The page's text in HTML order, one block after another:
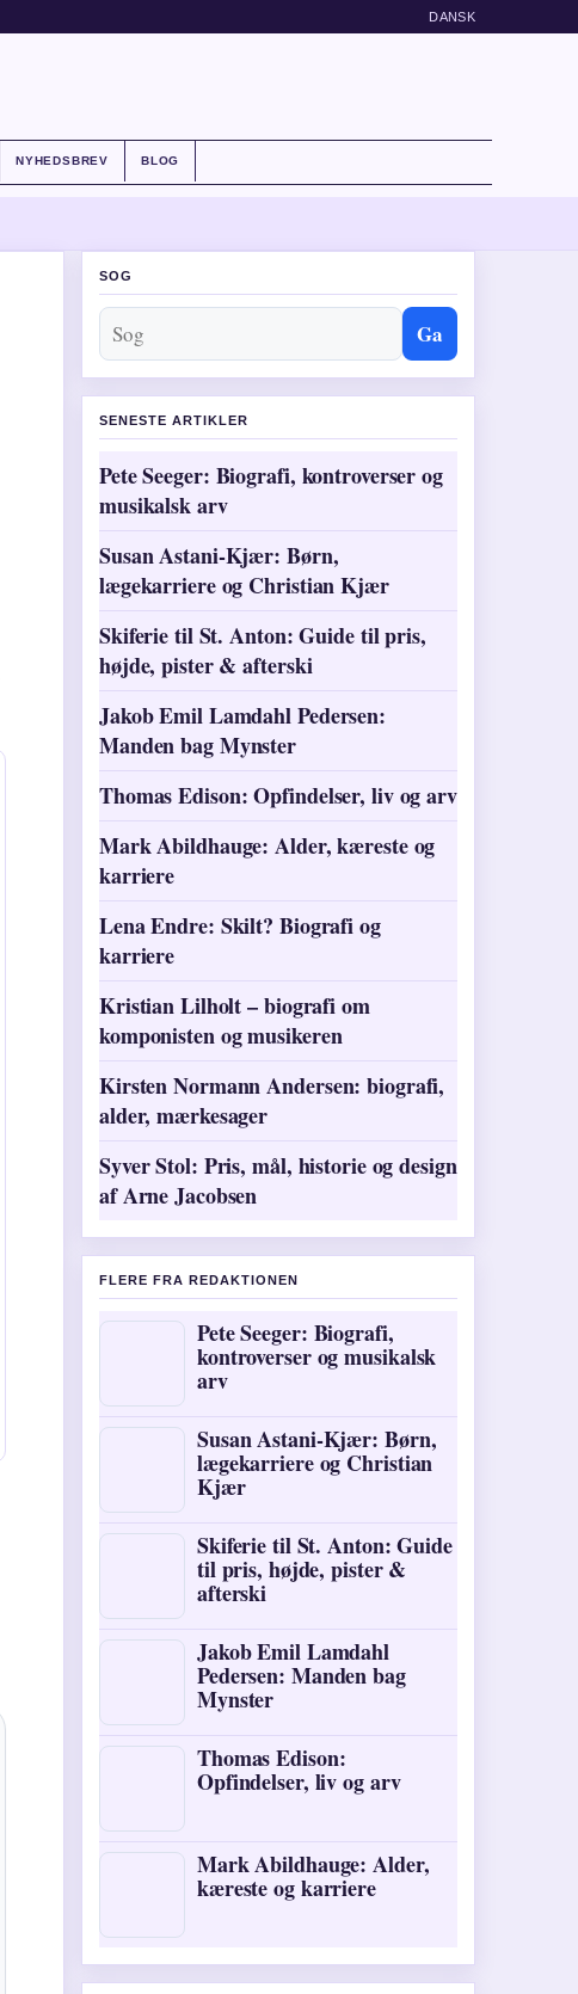
DANSK
NYHEDSBREV BLOG
SOG
Ga
SENESTE ARTIKLER
Pete Seeger: Biografi, kontroverser og
musikalsk arv
Susan Astani-Kjær: Børn,
lægekarriere og Christian Kjær
Skiferie til St. Anton: Guide til pris,
højde, pister & afterski
Jakob Emil Lamdahl Pedersen:
Manden bag Mynster
Thomas Edison: Opfindelser, liv og arv
Mark Abildhauge: Alder, kæreste og
karriere
Lena Endre: Skilt? Biografi og
karriere
Kristian Lilholt – biografi om
komponisten og musikeren
Kirsten Normann Andersen: biografi,
alder, mærkesager
Syver Stol: Pris, mål, historie og design
af Arne Jacobsen
FLERE FRA REDAKTIONEN
Pete Seeger: Biografi,
kontroverser og musikalsk
arv
Susan Astani-Kjær: Børn,
lægekarriere og Christian
Kjær
Skiferie til St. Anton: Guide
til pris, højde, pister &
afterski
Jakob Emil Lamdahl
Pedersen: Manden bag
Mynster
Thomas Edison:
Opfindelser, liv og arv
Mark Abildhauge: Alder,
kæreste og karriere